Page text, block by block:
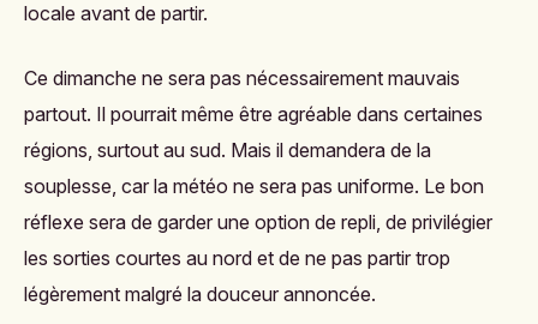
locale avant de partir.
Ce dimanche ne sera pas nécessairement mauvais
partout. Il pourrait même être agréable dans certaines
régions, surtout au sud. Mais il demandera de la
souplesse, car la météo ne sera pas uniforme. Le bon
réflexe sera de garder une option de repli, de privilégier
les sorties courtes au nord et de ne pas partir trop
légèrement malgré la douceur annoncée.